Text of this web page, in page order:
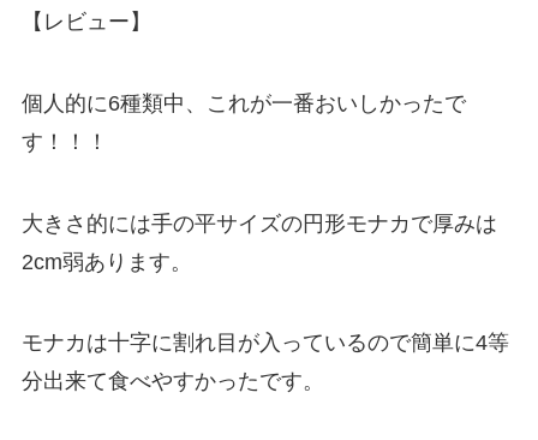
【レビュー】
個人的に6種類中、これが一番おいしかったで
す！！！
大きさ的には手の平サイズの円形モナカで厚みは
2cm弱あります。
モナカは十字に割れ目が入っているので簡単に4等
分出来て食べやすかったです。